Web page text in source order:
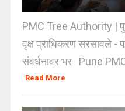
PMC Tree Authority |
वृक्ष प्राधिकरण सरसावले -
संवर्धनावर भर Pune
Read More